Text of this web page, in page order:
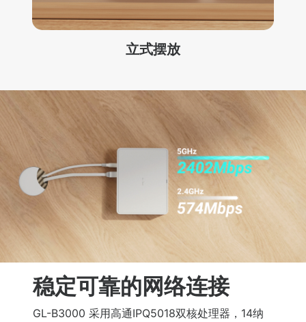
立式摆放
稳定可靠的网络连接
GL-B3000 采用高通IPQ5018双核处理器，14纳